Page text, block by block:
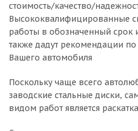
стоимость/качество/
Высококвалифицированные
работы в обозначенный срок
также дадут рекомендации
Вашего автомобиля
Поскольку чаще всего
заводские стальные диски,
видом работ является